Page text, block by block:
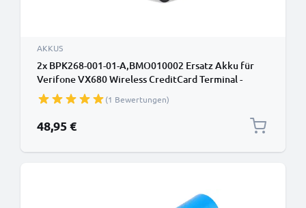
AKKUS
2x BPK268-001-01-A,BMO010002 Ersatz Akku für
Verifone VX680 Wireless CreditCard Terminal -
Kartenlesegerät Ersatzakku BPK268-001-01-
A,BMO010002 - Zahlungsterminal Zusatzakku
1800mAh, POS Batterie
(1 Bewertungen)
48,95 €